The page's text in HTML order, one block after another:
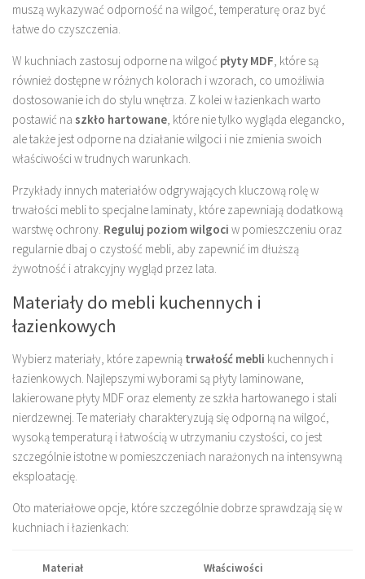
muszą wykazywać odporność na wilgoć, temperaturę oraz być
łatwe do czyszczenia.
W kuchniach zastosuj odporne na wilgoć płyty MDF , które są
również dostępne w różnych kolorach i wzorach, co umożliwia
dostosowanie ich do stylu wnętrza. Z kolei w łazienkach warto
postawić na szkło hartowane , które nie tylko wygląda elegancko,
ale także jest odporne na działanie wilgoci i nie zmienia swoich
właściwości w trudnych warunkach.
Przykłady innych materiałów odgrywających kluczową rolę w
trwałości mebli to specjalne laminaty, które zapewniają dodatkową
warstwę ochrony. Reguluj poziom wilgoci w pomieszczeniu oraz
regularnie dbaj o czystość mebli, aby zapewnić im dłuższą
żywotność i atrakcyjny wygląd przez lata.
Materiały do mebli kuchennych i
łazienkowych
Wybierz materiały, które zapewnią trwałość mebli kuchennych i
łazienkowych. Najlepszymi wyborami są płyty laminowane,
lakierowane płyty MDF oraz elementy ze szkła hartowanego i stali
nierdzewnej. Te materiały charakteryzują się odporną na wilgoć,
wysoką temperaturą i łatwością w utrzymaniu czystości, co jest
szczególnie istotne w pomieszczeniach narażonych na intensywną
eksploatację.
Oto materiałowe opcje, które szczególnie dobrze sprawdzają się w
kuchniach i łazienkach:
Materiał Właściwości